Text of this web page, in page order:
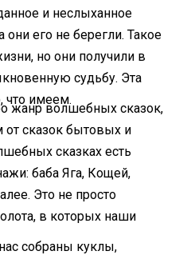
и неслыханное
они его не берегли. Такое
но они получили в
судьбу. Эта
что имеем.
жанр волшебных сказок,
от сказок бытовых и
сказках есть
баба Яга, Кощей,
Это не просто
в которых наши
собраны куклы,